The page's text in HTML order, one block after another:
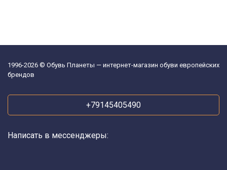
1996-2026 © Обувь Планеты — интернет-магазин обуви европейских
брендов
+79145405490
Написать в мессенджеры: